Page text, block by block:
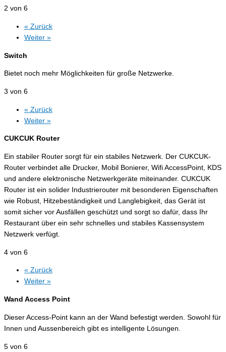
2 von 6
« Zurück
Weiter »
Switch
Bietet noch mehr Möglichkeiten für große Netzwerke.
3 von 6
« Zurück
Weiter »
CUKCUK Router
Ein stabiler Router sorgt für ein stabiles Netzwerk. Der CUKCUK-
Router verbindet alle Drucker, Mobil Bonierer, Wifi AccessPoint, KDS
und andere elektronische Netzwerkgeräte miteinander. CUKCUK
Router ist ein solider Industrierouter mit besonderen Eigenschaften
wie Robust, Hitzebeständigkeit und Langlebigkeit, das Gerät ist
somit sicher vor Ausfällen geschützt und sorgt so dafür, dass Ihr
Restaurant über ein sehr schnelles und stabiles Kassensystem
Netzwerk verfügt.
4 von 6
« Zurück
Weiter »
Wand Access Point
Dieser Access-Point kann an der Wand befestigt werden. Sowohl für
Innen und Aussenbereich gibt es intelligente Lösungen.
5 von 6